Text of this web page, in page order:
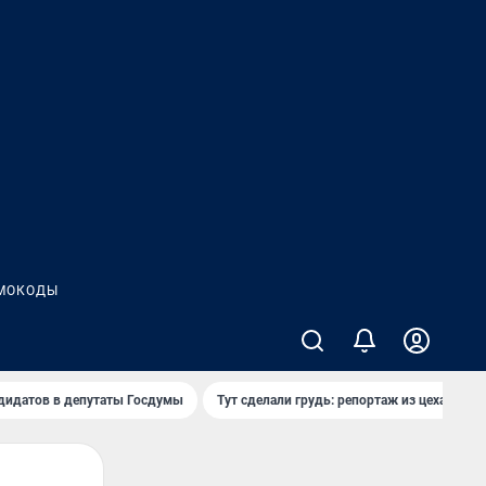
в депутаты Госдумы Тут сделали грудь: репортаж из цеха